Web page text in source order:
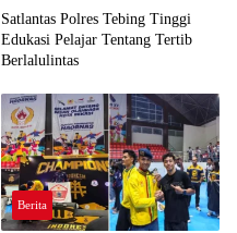
Satlantas Polres Tebing Tinggi
Edukasi Pelajar Tentang Tertib
Berlalulintas
Berita